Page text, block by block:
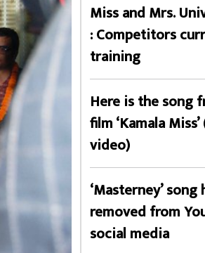
Miss and Mrs.
: Competitors
training
Here is the song
film ‘Kamala
video)
‘Masterney’ song
removed from
social media